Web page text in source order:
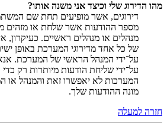
מהו הדירוג שלי וכיצד אני משנה אותו?
דירוגים, אשר מופיעים תחת שם
מספר ההודעות אשר שלחת או מזהים
מנהלים או מנהלים ראשיים. כעיקרון,
של כל אחד מדירוגי המערכת באופן
על־ידי המנהל הראשי של המערכת.
על־ידי שליחת הודעות מיותרות רק
המערכות לא יאפשרו זאת והמנהל או
מונה ההודעות שלך.
חזרה למעלה